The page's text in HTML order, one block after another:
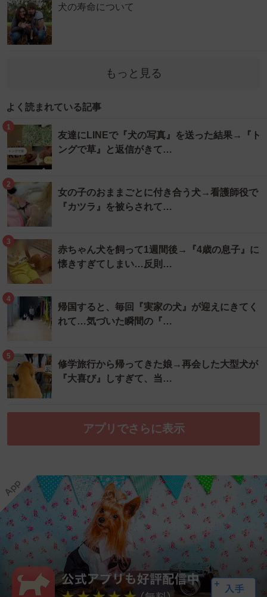
犬の寿命について
もっと見る
よく読まれている記事
1
友達にLINEで『犬の写真』を送った結果→『ト
ングで草』と返信がきて…
2
女の子のおままごとに付き合う犬→看護師役で
『カツラ』を被らされて…
3
赤ちゃん犬を飼って1週間後→『4歳の息子』に
懐きすぎてしまい…反則…
4
帰国すると、毎回『実家の犬』が迎えにきてく
れて…気づいた瞬間の『…
5
修学旅行から帰ってきた娘→再会した大型犬が
『大喜び』しすぎて、当…
アプリでさらに表示